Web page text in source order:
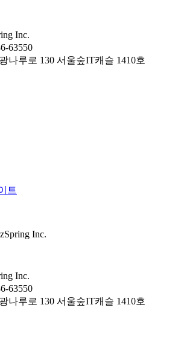
Inc.
63550
나루로 130 서울숲IT캐슬 1410호
트
Inc.
Inc.
63550
나루로 130 서울숲IT캐슬 1410호